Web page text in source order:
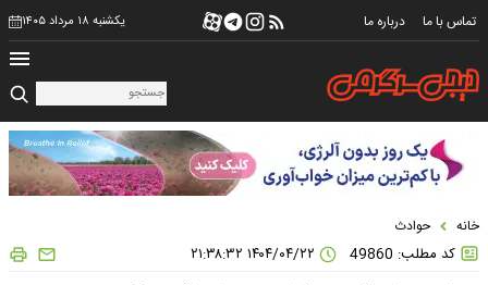
تماس با ما درباره ما یکشنبه ۱۸ مرداد ۱۴۰۵
خانه حوادث
کد مطلب: 49860